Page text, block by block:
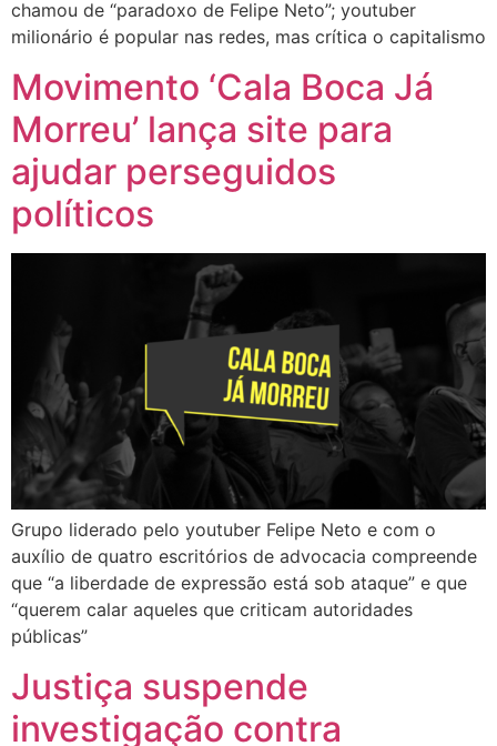
chamou de “paradoxo de Felipe Neto”; youtuber
milionário é popular nas redes, mas crítica o capitalismo
Movimento ‘Cala Boca Já
Morreu’ lança site para
ajudar perseguidos
políticos
Grupo liderado pelo youtuber Felipe Neto e com o
auxílio de quatro escritórios de advocacia compreende
que “a liberdade de expressão está sob ataque” e que
“querem calar aqueles que criticam autoridades
públicas”
Justiça suspende
investigação contra